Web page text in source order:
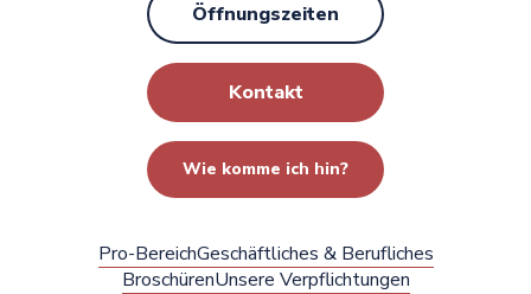
Öffnungszeiten
Kontakt
Wie komme ich hin?
Pro-BereichGeschäftliches & Berufliches
BroschürenUnsere Verpflichtungen